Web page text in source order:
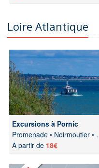
Loire Atlantique
Excursions à Pornic
Promenade • Noirmoutier • Coucher soleil
A partir de 18€